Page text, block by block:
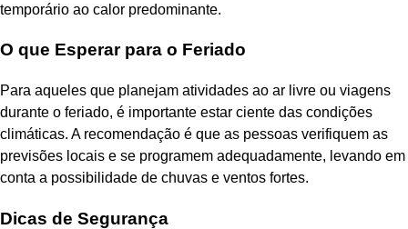
temporário ao calor predominante.
O que Esperar para o Feriado
Para aqueles que planejam atividades ao ar livre ou viagens
durante o feriado, é importante estar ciente das condições
climáticas. A recomendação é que as pessoas verifiquem as
previsões locais e se programem adequadamente, levando em
conta a possibilidade de chuvas e ventos fortes.
Dicas de Segurança